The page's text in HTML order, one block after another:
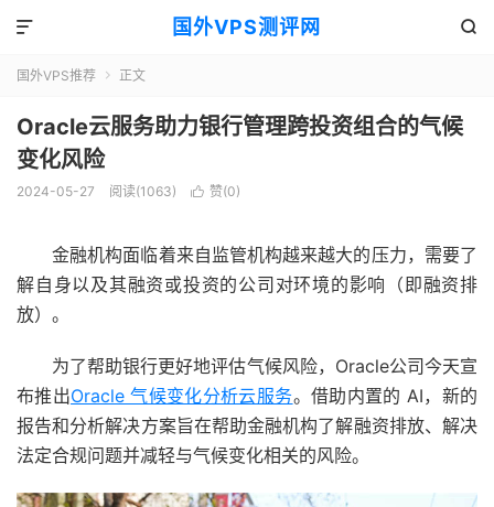
国外VPS测评网 

国外VPS推荐  正文
Oracle云服务助力银行管理跨投资组合的气候
变化风险
2024-05-27 阅读(1063)  赞(0)
金融机构面临着来自监管机构越来越大的压力，需要了
解自身以及其融资或投资的公司对环境的影响（即融资排
放）。
为了帮助银行更好地评估气候风险，Oracle公司今天宣
布推出Oracle 气候变化分析云服务。借助内置的 AI，新的
报告和分析解决方案旨在帮助金融机构了解融资排放、解决
法定合规问题并减轻与气候变化相关的风险。